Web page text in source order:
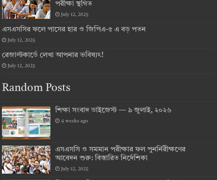
পরীক্ষা স্থগিত
July 12, 2025
এসএসসির ফলে পাসের হার ও জিপিএ-৫ এ বড় পতন
July 12, 2025
রেজাল্টকার্ডে লেখা আপনার ভবিষ্যৎ!
July 12, 2025
Random Posts
শিক্ষা সংবাদ ডাইজেস্ট — ৯ জুলাই, ২০২৬
4 weeks ago
এসএসসি ও সমমান পরীক্ষার ফল পুনর্নিরীক্ষণের
আবেদন শুরু: বিস্তারিত নির্দেশিকা
July 12, 2025